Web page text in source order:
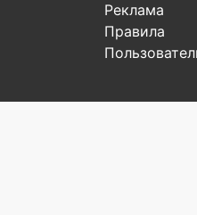
Реклама
Правила